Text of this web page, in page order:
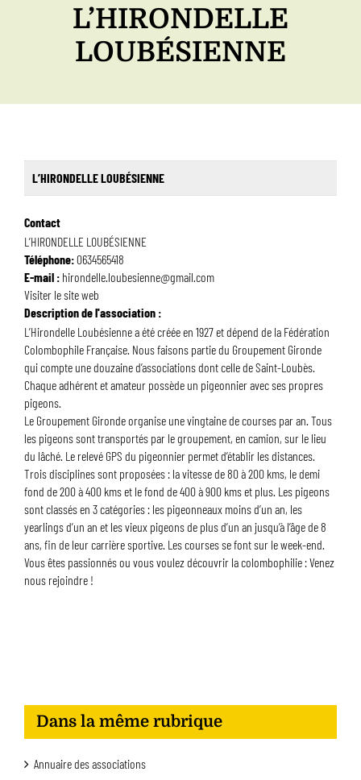
L’HIRONDELLE
LOUBÉSIENNE
L’HIRONDELLE LOUBÉSIENNE
Contact
L’HIRONDELLE LOUBÉSIENNE
Téléphone:0634565418
E-mail : hirondelle.loubesienne@gmail.com
Visiter le site web
Description de l'association :
L’Hirondelle Loubésienne a été créée en 1927 et dépend de la Fédération
Colombophile Française. Nous faisons partie du Groupement Gironde
qui compte une douzaine d’associations dont celle de Saint-Loubès.
Chaque adhérent et amateur possède un pigeonnier avec ses propres
pigeons.
Le Groupement Gironde organise une vingtaine de courses par an. Tous
les pigeons sont transportés par le groupement, en camion, sur le lieu
du lâché. Le relevé GPS du pigeonnier permet d’établir les distances.
Trois disciplines sont proposées : la vitesse de 80 à 200 kms, le demi
fond de 200 à 400 kms et le fond de 400 à 900 kms et plus. Les pigeons
sont classés en 3 catégories : les pigeonneaux moins d’un an, les
yearlings d’un an et les vieux pigeons de plus d’un an jusqu’à l’âge de 8
ans, fin de leur carrière sportive. Les courses se font sur le week-end.
Vous êtes passionnés ou vous voulez découvrir la colombophilie : Venez
nous rejoindre !
Dans la même rubrique
Annuaire des associations